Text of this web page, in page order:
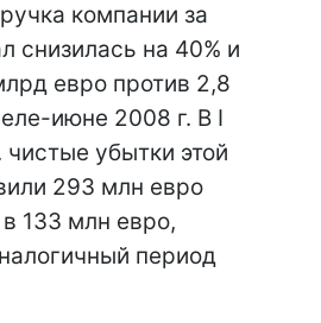
компании за
снизилась на 40% и
евро против 2,8
июне 2008 г. В I
чистые убытки этой
293 млн евро
133 млн евро,
период